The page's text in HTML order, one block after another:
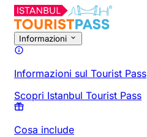
Informazioni
Informazioni sul Tourist Pass
Scopri Istanbul Tourist Pass
Cosa include